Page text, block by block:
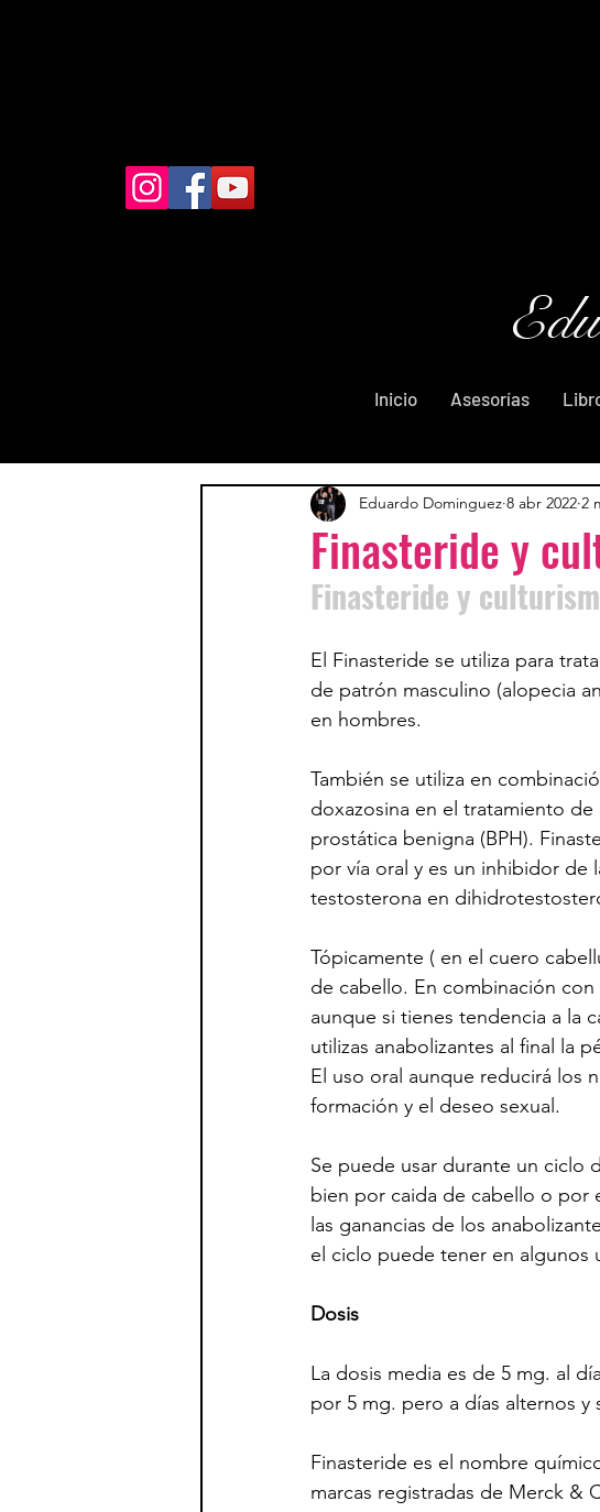
Inicio Asesorías
Finasteride y
Eduardo Dominguez 8 abr 2022 2
Finasteride y
El Finasteride se utiliza para
de patrón masculino (alopecia
en hombres.
También se utiliza en
doxazosina en el tratamiento de
prostática benigna (BPH).
por vía oral y es un inhibidor de
testosterona en
Tópicamente ( en el cuero
de cabello. En combinación
aunque si tienes tendencia a la
utilizas anabolizantes al final la
El uso oral aunque reducirá los
formación y el deseo sexual.
Se puede usar durante un ciclo
bien por caida de cabello o por
las ganancias de los
el ciclo puede tener en algunos
Dosis
La dosis media es de 5 mg. al
por 5 mg. pero a días alternos y
Finasteride es el nombre
marcas registradas de Merck &